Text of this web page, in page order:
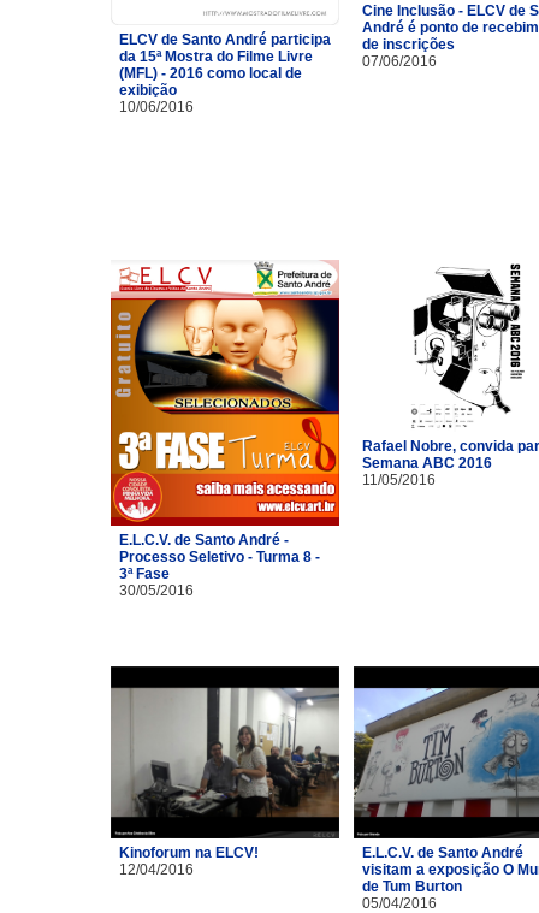
ELCV de Santo André participa
da 15ª Mostra do Filme Livre
(MFL) - 2016 como local de
exibição
10/06/2016
Cine Inclusão - ELCV de
André é ponto de
de inscrições
07/06/2016
E.L.C.V. de Santo André -
Processo Seletivo - Turma 8 -
3ª Fase
30/05/2016
Rafael Nobre, convida
Semana ABC 2016
11/05/2016
Kinoforum na ELCV!
12/04/2016
E.L.C.V. de Santo André
visitam a exposição O
de Tum Burton
05/04/2016